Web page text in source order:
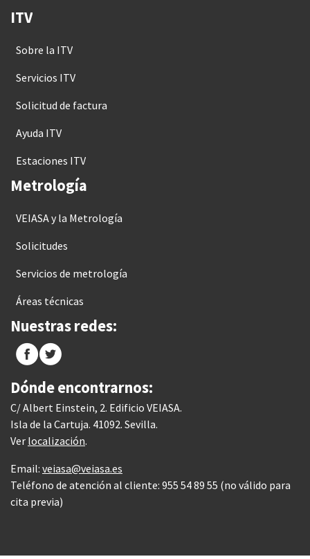
ITV
Sobre la ITV
Servicios ITV
Solicitud de factura
Ayuda ITV
Estaciones ITV
Metrología
VEIASA y la Metrología
Solicitudes
Servicios de metrología
Áreas técnicas
Nuestras redes:
Dónde encontrarnos:
C/ Albert Einstein, 2. Edificio VEIASA.
Isla de la Cartuja. 41092. Sevilla.
Ver localización.
Email: veiasa@veiasa.es
Teléfono de atención al cliente: 955 54 89 55 (no válido para
cita previa)